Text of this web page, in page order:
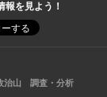
報を見よう！
治山 調査・分析